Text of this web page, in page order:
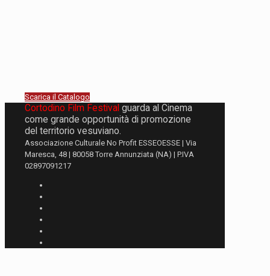
Scarica il Catalogo
Cortodino Film Festival guarda al Cinema
come grande opportunità di promozione
del territorio vesuviano.
Associazione Culturale No Profit ESSEOESSE | Via
Maresca, 48 | 80058 Torre Annunziata (NA) | P.IVA
02897091217